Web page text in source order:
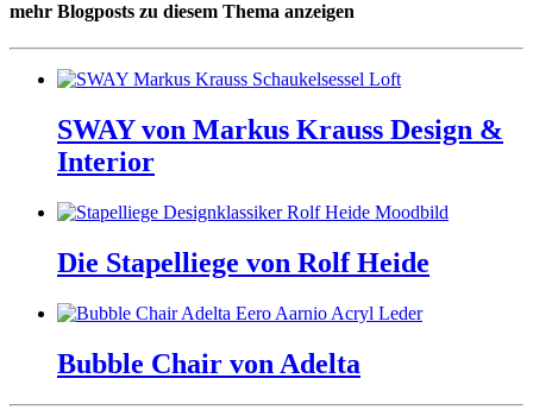
mehr Blogposts zu diesem Thema anzeigen
SWAY von Markus Krauss Design &
Interior
Die Stapelliege von Rolf Heide
Bubble Chair von Adelta